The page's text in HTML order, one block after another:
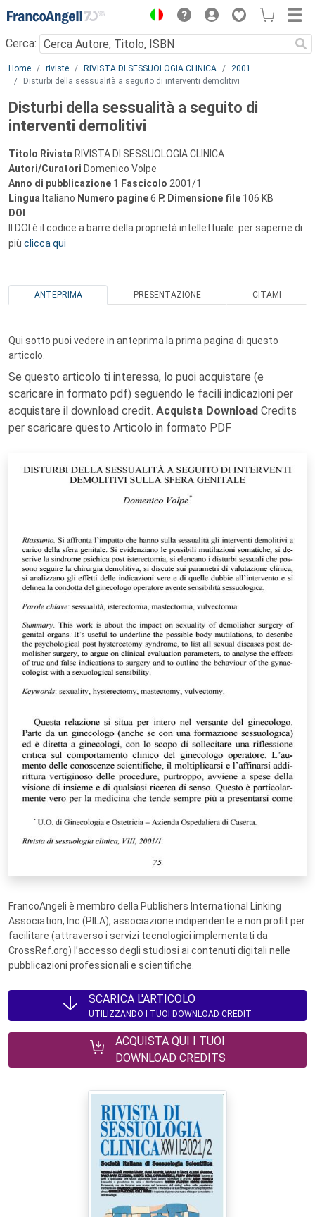
Menu
Cerca:
Main content
Home riviste RIVISTA DI SESSUOLOGIA CLINICA
2001
Disturbi della sessualità a seguito di interventi demolitivi
Disturbi della sessualità a seguito di
interventi demolitivi
Titolo Rivista RIVISTA DI SESSUOLOGIA CLINICA
Autori/Curatori Domenico Volpe
Anno di pubblicazione 1 Fascicolo 2001/1
Lingua Italiano Numero pagine6 P. Dimensione file 106 KB
DOI
Il DOI è il codice a barre della proprietà intellettuale: per saperne di
più clicca qui
ANTEPRIMA PRESENTAZIONE CITAMI
Qui sotto puoi vedere in anteprima la prima pagina di questo
articolo.
Se questo articolo ti interessa, lo puoi acquistare (e
scaricare in formato pdf) seguendo le facili indicazioni per
acquistare il download credit. Acquista Download Credits
per scaricare questo Articolo in formato PDF
FrancoAngeli è membro della Publishers International Linking
Association, Inc (PILA), associazione indipendente e non profit per
facilitare (attraverso i servizi tecnologici implementati da
CrossRef.org) l’accesso degli studiosi ai contenuti digitali nelle
pubblicazioni professionali e scientifiche.
SCARICA L'ARTICOLO
UTILIZZANDO I TUOI DOWNLOAD CREDIT
ACQUISTA QUI I TUOI
DOWNLOAD CREDITS